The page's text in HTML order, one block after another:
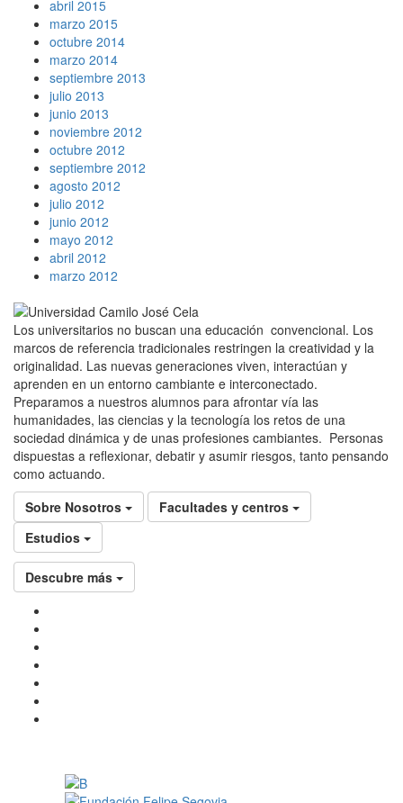
abril 2015
marzo 2015
octubre 2014
marzo 2014
septiembre 2013
julio 2013
junio 2013
noviembre 2012
octubre 2012
septiembre 2012
agosto 2012
julio 2012
junio 2012
mayo 2012
abril 2012
marzo 2012
Los universitarios no buscan una educación convencional. Los
marcos de referencia tradicionales restringen la creatividad y la
originalidad. Las nuevas generaciones viven, interactúan y
aprenden en un entorno cambiante e interconectado.
Preparamos a nuestros alumnos para afrontar vía las
humanidades, las ciencias y la tecnología los retos de una
sociedad dinámica y de unas profesiones cambiantes. Personas
dispuestas a reflexionar, debatir y asumir riesgos, tanto pensando
como actuando.
Sobre Nosotros
Facultades y centros
Estudios
Descubre más